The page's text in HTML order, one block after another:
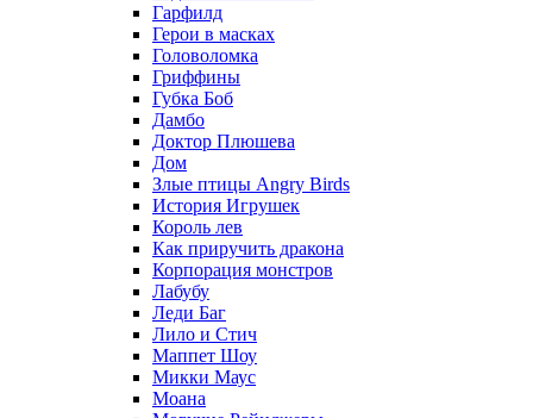
Гарфилд
Герои в масках
Головоломка
Гриффины
Губка Боб
Дамбо
Доктор Плюшева
Дом
Злые птицы Angry Birds
История Игрушек
Король лев
Как приручить дракона
Корпорация монстров
Лабубу
Леди Баг
Лило и Стич
Маппет Шоу
Микки Маус
Моана